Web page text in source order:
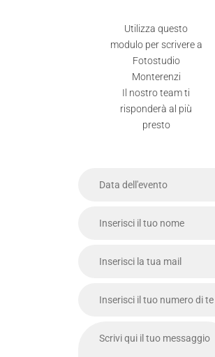
Utilizza questo
modulo per scrivere a
Fotostudio
Monterenzi
Il nostro team ti
risponderà al più
presto